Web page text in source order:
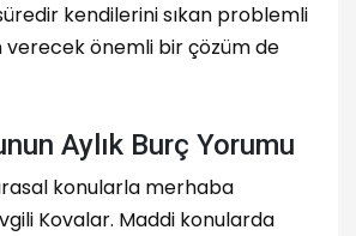
süredir kendilerini sıkan problemli
verecek önemli bir çözüm de
Aylık Burç Yorumu
konularla merhaba
Kovalar. Maddi konularda